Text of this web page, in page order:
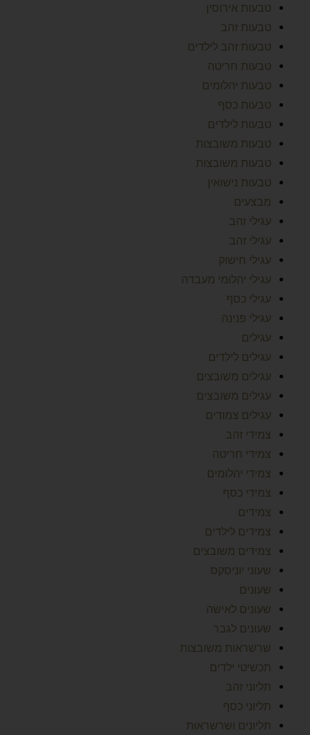
טבעות אירוסין
טבעות זהב
טבעות זהב לילדים
טבעות חריטה
טבעות יהלומים
טבעות כסף
טבעות לילדים
טבעות משובצות
טבעות משובצות
טבעות נישואין
מבצעים
עגילי זהב
עגילי זהב
עגילי חישוק
עגילי יהלומי מעבדה
עגילי כסף
עגילי פנינה
עגילים
עגילים לילדים
עגילים משובצים
עגילים משובצים
עגילים צמודים
צמידי זהב
צמידי חריטה
צמידי יהלומים
צמידי כסף
צמידים
צמידים לילדים
צמידים משובצים
שעוני יוניסקס
שעונים
שעונים לאישה
שעונים לגבר
שרשראות משובצות
תכשיטי ילדים
תליוני זהב
תליוני כסף
תליונים ושרשראות